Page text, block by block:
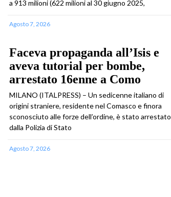
a 913 milioni (622 milioni al 30 giugno 2025,
Agosto 7, 2026
Faceva propaganda all’Isis e
aveva tutorial per bombe,
arrestato 16enne a Como
MILANO (ITALPRESS) – Un sedicenne italiano di
origini straniere, residente nel Comasco e finora
sconosciuto alle forze dell’ordine, è stato arrestato
dalla Polizia di Stato
Agosto 7, 2026